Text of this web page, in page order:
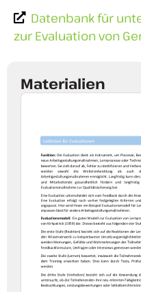
Datenbank für
zur Evaluation von
Materialien